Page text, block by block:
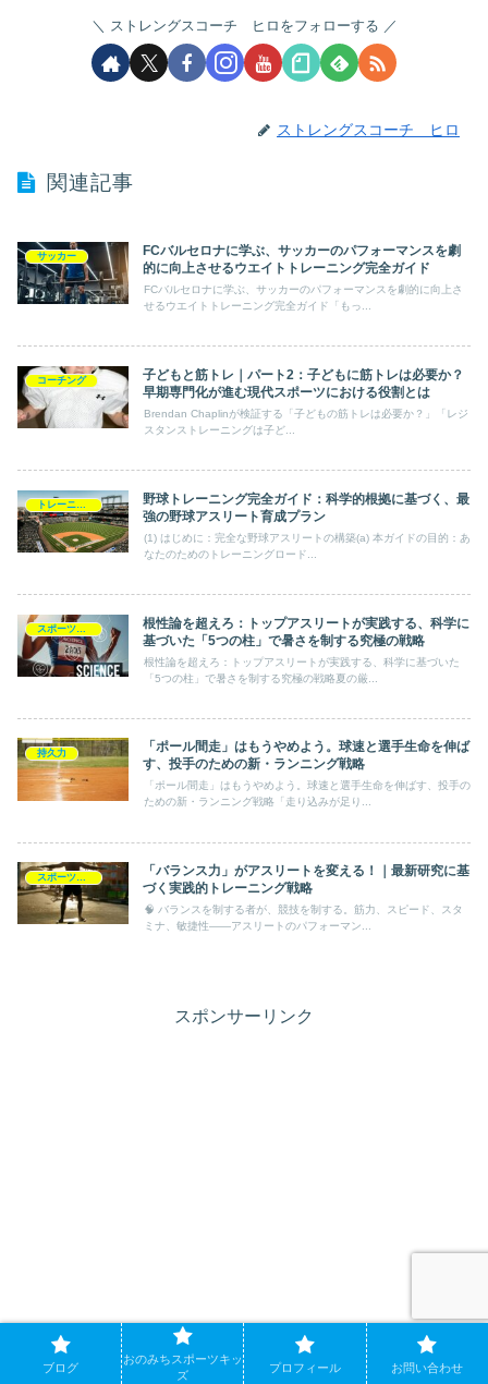
ストレングスコーチ ヒロをフォローする
ストレングスコーチ ヒロ
関連記事
サッカー
FCバルセロナに学ぶ、サッカーのパフォーマンスを劇
的に向上させるウエイトトレーニング完全ガイド
FCバルセロナに学ぶ、サッカーのパフォーマンスを劇的に向上さ
せるウエイトトレーニング完全ガイド「もっ...
コーチング
子どもと筋トレ｜パート2：子どもに筋トレは必要か？
早期専門化が進む現代スポーツにおける役割とは
Brendan Chaplinが検証する「子どもの筋トレは必要か？」「レジ
スタンストレーニングは子ど...
野球トレーニング完全ガイド：科学的根拠に基づく、最
強の野球アスリート育成プラン
(1) はじめに：完全な野球アスリートの構築(a) 本ガイドの目的：あ
なたのためのトレーニングロード...
根性論を超えろ：トップアスリートが実践する、科学に
基づいた「5つの柱」で暑さを制する究極の戦略
根性論を超えろ：トップアスリートが実践する、科学に基づいた
「5つの柱」で暑さを制する究極の戦略夏の厳...
持久力
「ポール間走」はもうやめよう。球速と選手生命を伸ば
す、投手のための新・ランニング戦略
「ポール間走」はもうやめよう。球速と選手生命を伸ばす、投手の
ための新・ランニング戦略「走り込みが足り...
「バランス力」がアスリートを変える！｜最新研究に基
づく実践的トレーニング戦略
🧠 バランスを制する者が、競技を制する。筋力、スピード、スタ
ミナ、敏捷性――アスリートのパフォーマン...
スポンサーリンク
ブログ
おのみちスポーツキッ
ズ
プロフィール お問い合わせ